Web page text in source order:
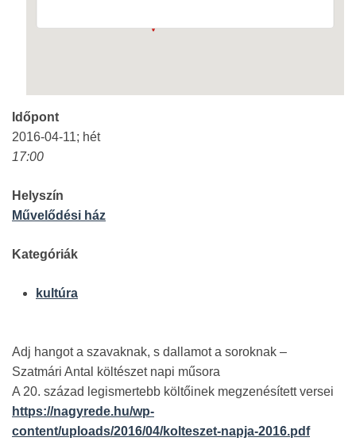
Időpont
2016-04-11; hét
17:00
Helyszín
Művelődési ház
Kategóriák
kultúra
Adj hangot a szavaknak, s dallamot a soroknak –
Szatmári Antal költészet napi műsora
A 20. század legismertebb költőinek megzenésített versei
https://nagyrede.hu/wp-
content/uploads/2016/04/kolteszet-napja-2016.pdf